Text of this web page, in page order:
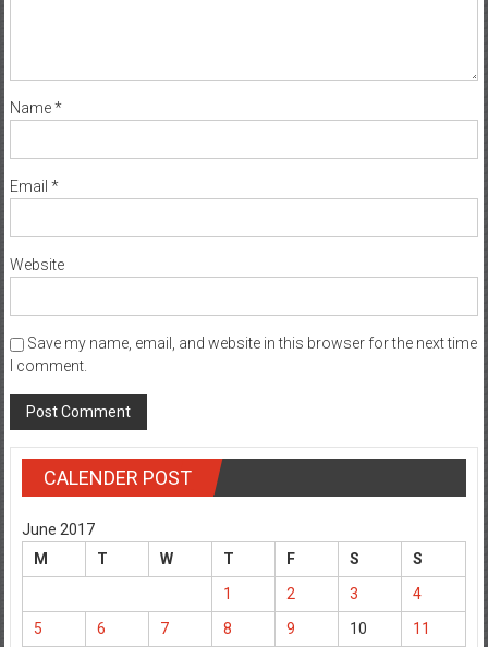
Name*
Email *
Website
Save my name, email, and website in this browser for the next time
I comment.
CALENDER POST
June 2017
M
T W T F S
S
1
2 3
4
5
6 7 8 9 10 11